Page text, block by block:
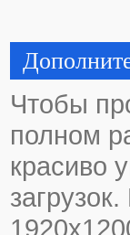
Чтобы
полном
красиво